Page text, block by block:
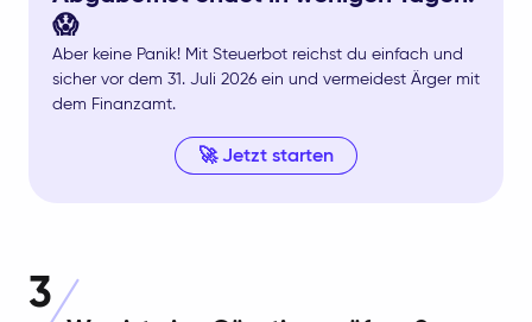
😱
Aber keine Panik! Mit Steuerbot reichst du einfach und
sicher vor dem 31. Juli 2026 ein und vermeidest Ärger mit
dem Finanzamt.
🚀 Jetzt starten
3